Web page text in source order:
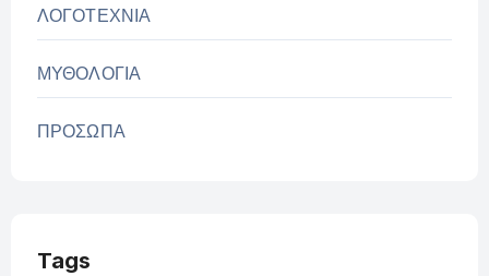
ΛΟΓΟΤΕΧΝΙΑ
ΜΥΘΟΛΟΓΙΑ
ΠΡΟΣΩΠΑ
Tags